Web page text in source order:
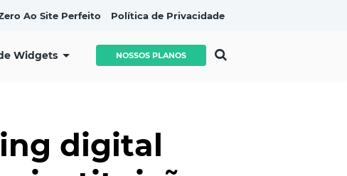
Ao Site Perfeito Política de Privacidade
Widgets NOSSOS PLANOS
digital